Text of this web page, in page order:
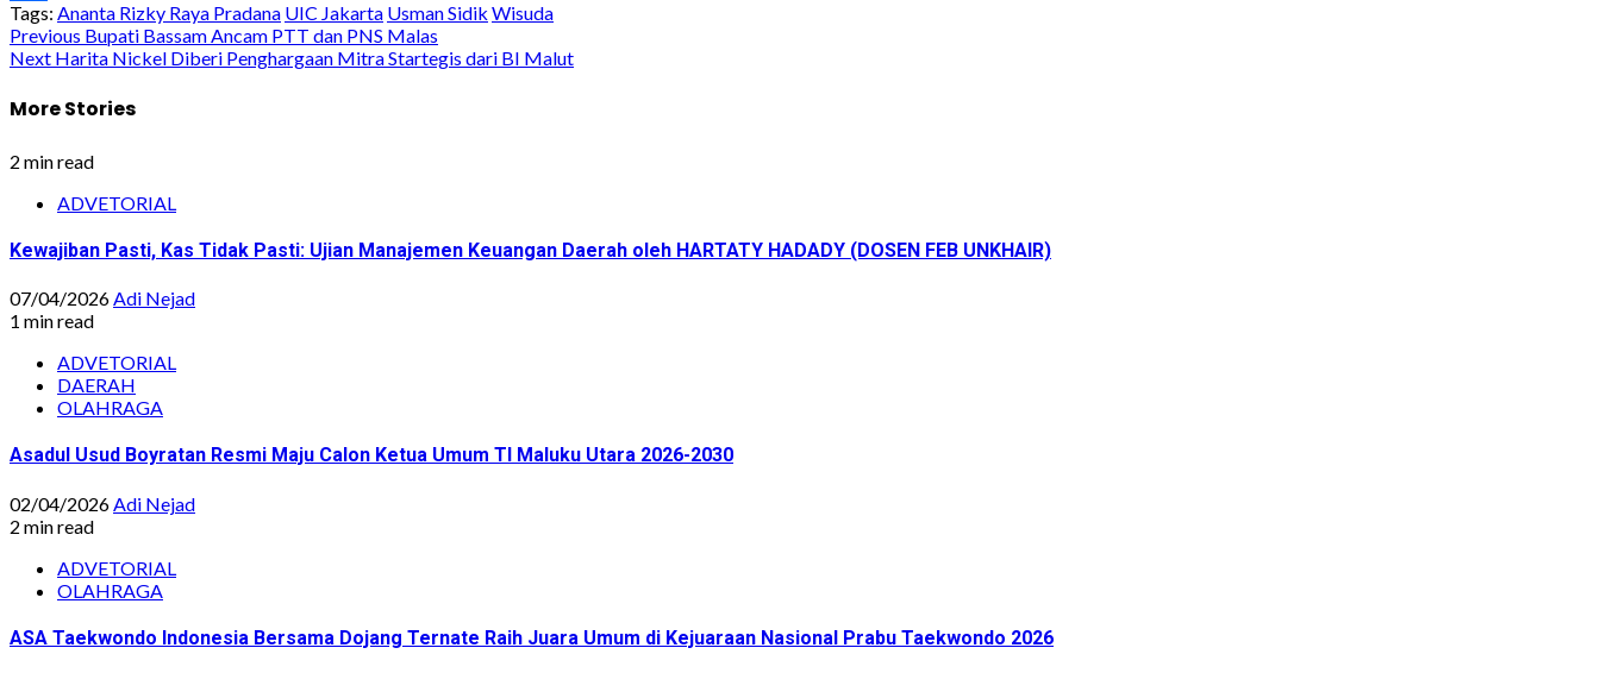
Share
Tags: Ananta Rizky Raya Pradana UIC Jakarta Usman Sidik Wisuda
Post
Previous Bupati Bassam Ancam PTT dan PNS Malas
Next Harita Nickel Diberi Penghargaan Mitra Startegis dari BI Malut
More Stories
2 min read
ADVETORIAL
Kewajiban Pasti, Kas Tidak Pasti: Ujian Manajemen Keuangan Daerah oleh HARTATY HADADY (DOSEN FEB UNKHAIR)
07/04/2026Adi Nejad
1 min read
ADVETORIAL
DAERAH
OLAHRAGA
Asadul Usud Boyratan Resmi Maju Calon Ketua Umum TI Maluku Utara 2026-2030
02/04/2026 Adi Nejad
2 min read
ADVETORIAL
OLAHRAGA
ASA Taekwondo Indonesia Bersama Dojang Ternate Raih Juara Umum di Kejuaraan Nasional Prabu Taekwondo 2026